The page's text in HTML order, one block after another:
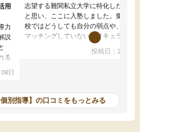
用
力
説
る
科
れる
で
日
志望する難関私立大学に特化した準備をしたい
と思い、ここに入塾しました。集団指導の予備
校ではどうしても自分の弱点や、志望校対策に
マッチングしていないカリキュラムに不安を感
また受験のノウハウを蓄積している優秀な東大
ツーマン指導によって、自分の志望校にふさわ
しいオリジナルのカリキュラムを提案してくれ
投稿日：2024年02月19日
別指導】の口コミをもっとみる